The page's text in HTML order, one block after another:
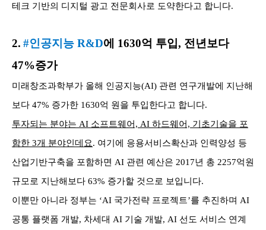
테크 기반의 디지털 광고 전문회사로 도약한다고 합니다.
2. #인공지능 R&D에 1630억 투입, 전년보다
47%증가
미래창조과학부가 올해 인공지능(AI) 관련 연구개발에 지난해
보다 47% 증가한 1630억 원을 투입한다고 합니다.
투자되는 분야는 AI 소프트웨어, AI 하드웨어, 기초기술을 포
함한 3개 분야인데요. 여기에 응용서비스확산과 인력양성 등
산업기반구축을 포함하면 AI 관련 예산은 2017년 총 2257억원
규모로 지난해보다 63% 증가할 것으로 보입니다.
이뿐만 아니라 정부는 ‘AI 국가전략 프로젝트’를 추진하며 AI
공통 플랫폼 개발, 차세대 AI 기술 개발, AI 선도 서비스 연계